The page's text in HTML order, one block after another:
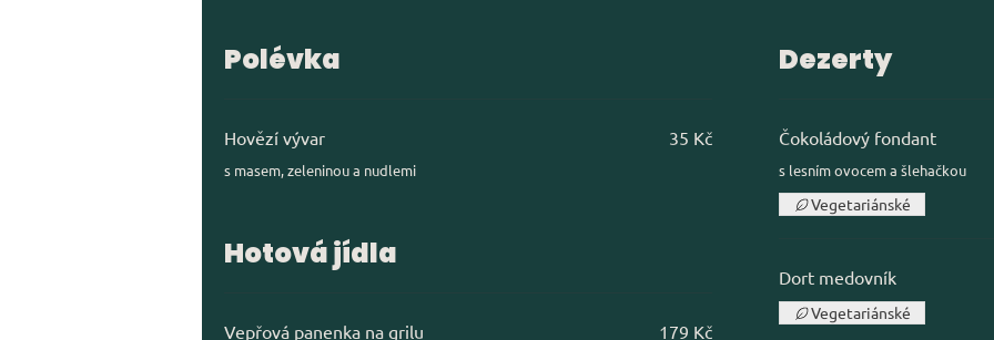
Polévka
Hovězí vývar
s masem, zeleninou a nudlemi
35 Kč
Hotová jídla
Vepřová panenka na grilu 179 Kč
Dezerty
Čokoládový fondant
s lesním ovocem a šlehačkou
Vegetariánské
Dort medovník
Vegetariánské